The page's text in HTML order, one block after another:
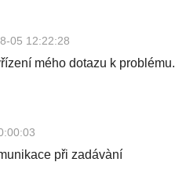
05 12:22:28
mého dotazu k problému.
při zadávàní